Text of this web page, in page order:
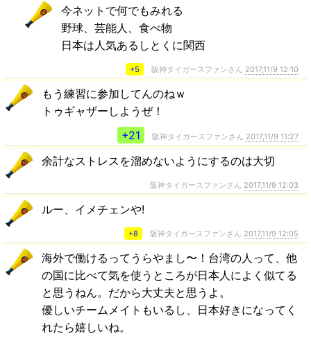
今ネットで何でもみれる
野球、芸能人、食べ物
日本は人気あるしとくに関西
+5 阪神タイガースファンさん 2017,11/9 12:10
もう練習に参加してんのねｗ
トゥギャザーしようぜ！
+21
阪神タイガースファンさん 2017,11/9 11:27
余計なストレスを溜めないようにするのは大切
阪神タイガースファンさん 2017,11/9 12:03
ルー、イメチェンや!
+8 阪神タイガースファンさん 2017,11/9 12:05
海外で働けるってうらやまし〜！台湾の人って、他
の国に比べて気を使うところが日本人によく似てる
と思うねん。だから大丈夫と思うよ。
優しいチームメイトもいるし、日本好きになってく
れたら嬉しいね。